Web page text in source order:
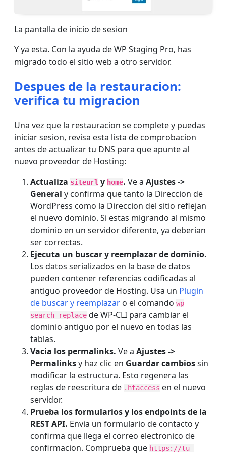
La pantalla de inicio de sesion
Y ya esta. Con la ayuda de WP Staging Pro, has
migrado todo el sitio web a otro servidor.
Despues de la restauracion:
verifica tu migracion
Una vez que la restauracion se complete y puedas
iniciar sesion, revisa esta lista de comprobacion
antes de actualizar tu DNS para que apunte al
nuevo proveedor de Hosting:
Actualiza siteurl y home. Ve a Ajustes ->
General y confirma que tanto la Direccion de
WordPress como la Direccion del sitio reflejan
el nuevo dominio. Si estas migrando al mismo
dominio en un servidor diferente, ya deberian
ser correctas.
Ejecuta un buscar y reemplazar de dominio.
Los datos serializados en la base de datos
pueden contener referencias codificadas al
antiguo proveedor de Hosting. Usa un Plugin
de buscar y reemplazar o el comando wp
search-replace de WP-CLI para cambiar el
dominio antiguo por el nuevo en todas las
tablas.
Vacia los permalinks. Ve a Ajustes ->
Permalinksy haz clic en Guardar cambiossin
modificar la estructura. Esto regenera las
reglas de reescritura de .htaccess en el nuevo
servidor.
Prueba los formularios y los endpoints de la
REST API. Envia un formulario de contacto y
confirma que llega el correo electronico de
confirmacion. Comprueba que https://tu-